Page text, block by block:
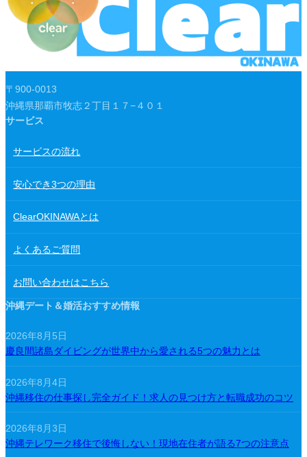
〒900-0013
沖縄県那覇市牧志２丁目１７−４０１
サービス
サービスの流れ
安心でき3つの理由
ClearOKINAWAとは
よくあるご質問
お問い合わせはこちら
沖縄デート＆婚活おすすめ情報
2026年8月5日
慶良間諸島ダイビングが世界中から愛される5つの魅力とは
2026年8月4日
沖縄移住の仕事探し完全ガイド！求人の見つけ方と転職成功のコツ
2026年8月3日
沖縄テレワーク移住で後悔しない！現地在住者が語る7つの注意点